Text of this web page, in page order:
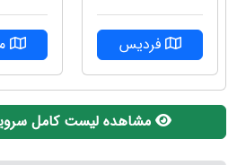
فردیس
مشاهده لیست کامل